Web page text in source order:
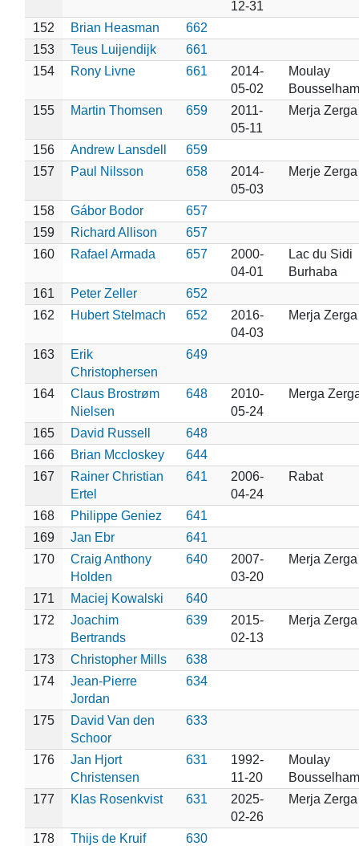
12-31
152
Brian Heasman
662
153
Teus Luijendijk
661
154
Rony Livne 661
2014-
05-02
Moulay
Bousselham
155
Martin Thomsen 659
2011-
05-11
Merja Zerga
156 Andrew Lansdell
659
157
Paul Nilsson 658
2014-
05-03
Merje Zerga
158 Gábor Bodor
657
159
Richard Allison
657
160
Rafael Armada 657
2000-
04-01
Lac du Sidi
Burhaba
161
Peter Zeller
652
162
Hubert Stelmach 652
2016-
04-03
Merja Zerga
163
Erik
Christophersen
649
164
Claus Brostrøm
Nielsen
648
2010-
05-24
Merga
165 David Russell
648
166
Brian Mccloskey
644
167
Rainer Christian
Ertel
641
2006-
04-24
Rabat
168 Philippe Geniez
641
169
Jan Ebr
641
170
Craig Anthony
Holden
640
2007-
03-20
Merja Zerga
171 Maciej Kowalski
640
172
Joachim
Bertrands
639
2015-
02-13
Merja Zerga
173 Christopher Mills
638
174
Jean-Pierre
Jordan
634
175
David Van den
Schoor
633
176
Jan Hjort
Christensen
631
1992-
11-20
Moulay
177
Klas Rosenkvist 631
2025-
02-26
Merja Zerga
178 Thijs de Kruif
630